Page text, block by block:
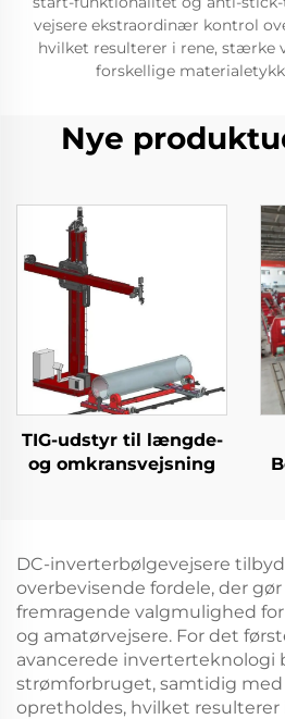
vejsere ekstraordinær kontrol
hvilket resulterer i rene, stærke
forskellige
Nye
TIG-udstyr til længde-
og omkransvejsning
DC-inverterbølgevejsere
overbevisende fordele, der
fremragende valgmulighed
og amatørvejsere. For det
avancerede inverterteknologi
strømforbruget, samtidig med
opretholdes, hvilket resulterer